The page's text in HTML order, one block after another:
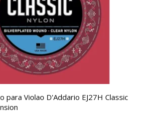
para Violao D'Addario EJ27H Classic